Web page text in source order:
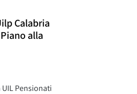
Calabria
alla
UIL Pensionati